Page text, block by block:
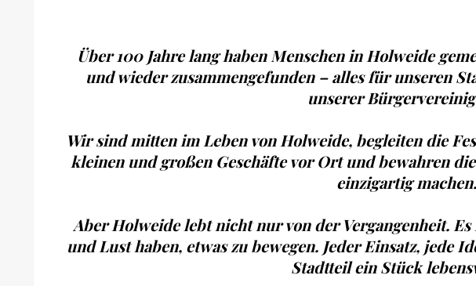
Über 100 Jahre lang haben Menschen in Holweide
und wieder zusammengefunden – alles für unseren
unserer
Wir sind mitten im Leben von Holweide, begleiten die
kleinen und großen Geschäfte vor Ort und bewahren
einzigartig machen.
Aber Holweide lebt nicht nur von der Vergangenheit.
und Lust haben, etwas zu bewegen. Jeder Einsatz, jede
Stadtteil ein Stück